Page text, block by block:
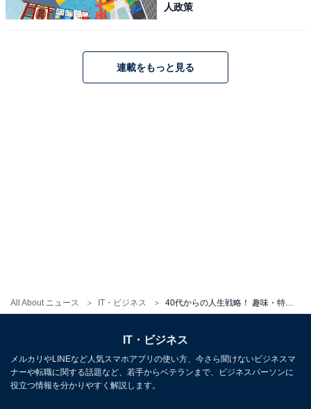
All About ニュース IT・ビジネス
1 2
人政策
連載をもっと見る
IT・ビジネス
メルカリやLINEなど人気スマホアプリの使い方、今さら聞けないビジネスマ
ナーや転職に関する話題など、若手からベテランまで、ビジネスパーソンに
役立つ情報を分かりやすく解説します。